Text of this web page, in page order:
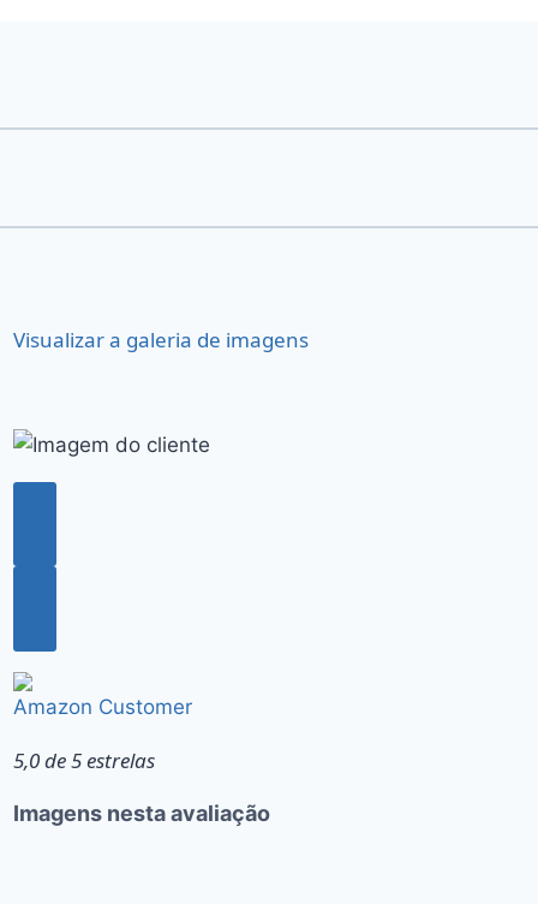
Visualizar a galeria de imagens
Amazon Customer
5,0 de 5 estrelas
Imagens nesta avaliação